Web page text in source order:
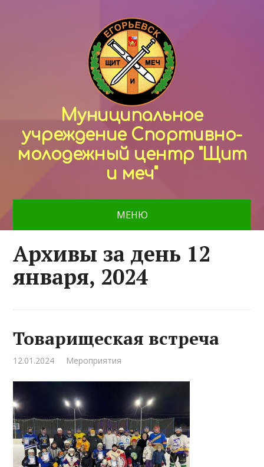
Муниципальное
учреждение Спортивно-
молодежный центр "Щит
и меч"
МЕНЮ
Архивы за день 12
января, 2024
Товарищеская встреча
12.01.2024 Мероприятия